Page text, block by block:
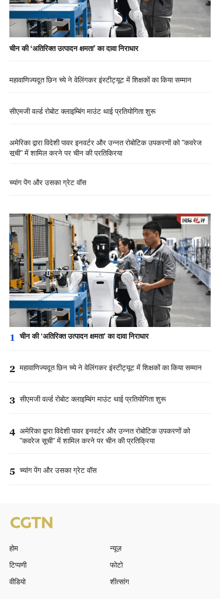
चीन की ‘अतिरिक्त उत्पादन क्षमता’ का दावा निराधार
महावाणिज्यदूत छिन च्ये ने वेलिंगकर इंस्टीट्यूट में शिक्षकों का किया सम्मान
सीएमजी वर्ल्ड रोबोट क्लाइम्बिंग माउंट थाई प्रतियोगिता शुरू
अमेरिका द्वारा विदेशी पावर इनवर्टर और उन्नत रोबोटिक उपकरणों को "कवरेज
सूची" में शामिल करने पर चीन की प्रतिक्रिया
च्यांग पेंग और उसका ग्रेट वॉस
1 चीन की ‘अतिरिक्त उत्पादन क्षमता’ का दावा निराधार
2 महावाणिज्यदूत छिन च्ये ने वेलिंगकर इंस्टीट्यूट में शिक्षकों का किया सम्मान
3 सीएमजी वर्ल्ड रोबोट क्लाइम्बिंग माउंट थाई प्रतियोगिता शुरू
4 अमेरिका द्वारा विदेशी पावर इनवर्टर और उन्नत रोबोटिक उपकरणों को
"कवरेज सूची" में शामिल करने पर चीन की प्रतिक्रिया
5 च्यांग पेंग और उसका ग्रेट वॉस
होम
न्यूज़
टिप्पणी
फोटो
वीडियो
शीत्सांग